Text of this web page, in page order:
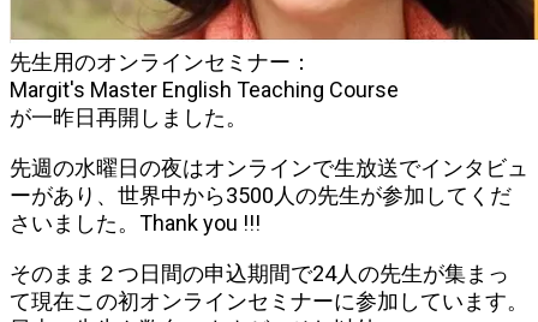
先生用のオンラインセミナー：
Margit's Master English Teaching Course
が一昨日再開しました。
先週の水曜日の夜はオンラインで生放送でインタビュ
ーがあり、世界中から3500人の先生が参加してくだ
さいました。Thank you !!!
そのまま２つ日間の申込期間で24人の先生が集まっ
て現在この初オンラインセミナーに参加しています。